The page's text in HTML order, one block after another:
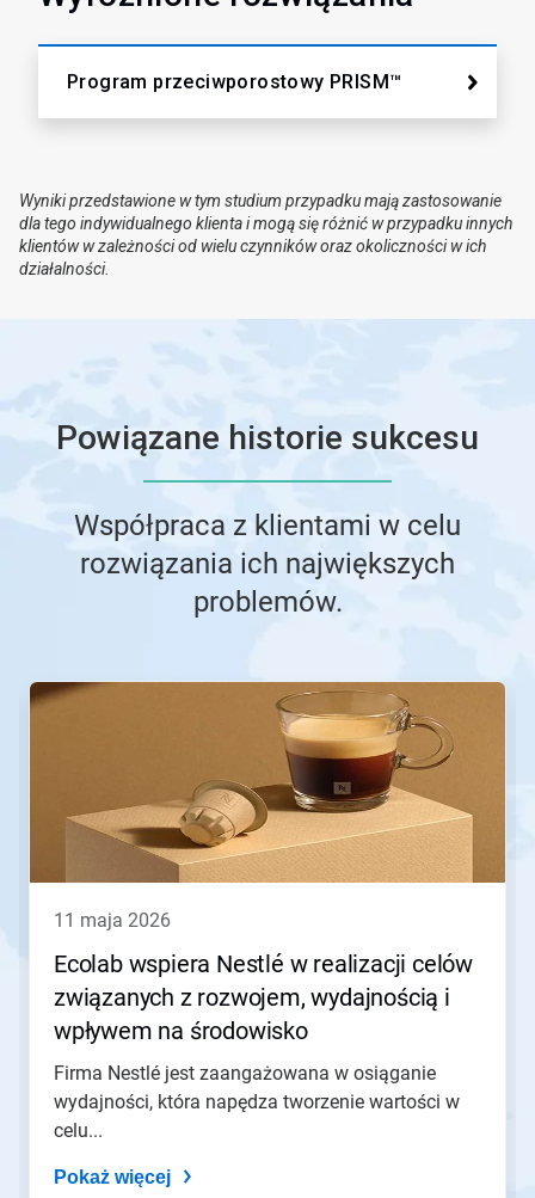
Program przeciwporostowy PRISM™
Wyniki przedstawione w tym studium przypadku mają zastosowanie
dla tego indywidualnego klienta i mogą się różnić w przypadku innych
klientów w zależności od wielu czynników oraz okoliczności w ich
działalności.
Powiązane historie sukcesu
Współpraca z klientami w celu
rozwiązania ich największych
problemów.
To
karuzela.
Poprzedni
lub
pomocą
slajdu.
11 maja 2026
Ecolab wspiera Nestlé w realizacji celów
związanych z rozwojem, wydajnością i
wpływem na środowisko
Firma Nestlé jest zaangażowana w osiąganie
wydajności, która napędza tworzenie wartości w
celu...
Pokaż więcej